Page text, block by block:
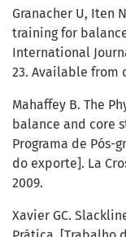
Granacher U, Iten
training for
International
23. Available from
Mahaffey B. The
balance and core
Programa de Pós-
do exporte]. La
2009.
Xavier GC.